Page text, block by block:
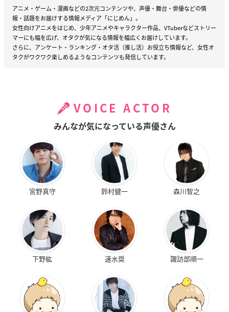
アニメ・ゲーム・漫画などの2次元コンテンツや、声優・舞台・俳優などの情
報・話題をお届けする情報メディア「にじめん」。
女性向けアニメをはじめ、少年アニメやキャラクター作品、VTuberなどストリー
マーにも幅を広げ、オタクが気になる情報を幅広くお届けしています。
さらに、アンケート・ランキング・オタ活（推し活）お役立ち情報など、女性オ
タクがワクワク楽しめるようなコンテンツも発信しています。
VOICE ACTOR
みんなが気になっている声優さん
宮野真守 鈴村健一 森川智之
下野紘 速水奨 諏訪部順一